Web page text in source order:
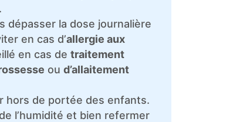
dépasser la dose journalière
en cas d’allergie aux
en cas de traitement
ou d’allaitement
hors de portée des enfants.
l’humidité et bien refermer